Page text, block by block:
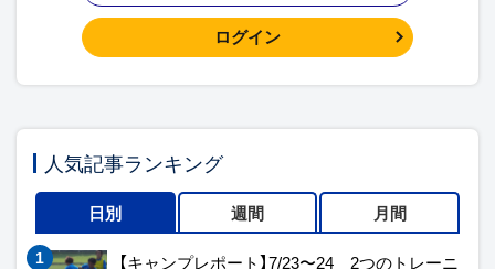
ログイン
人気記事ランキング
日別 週間 月間
【キャンプレポート】7/23〜24 2つのトレーニ